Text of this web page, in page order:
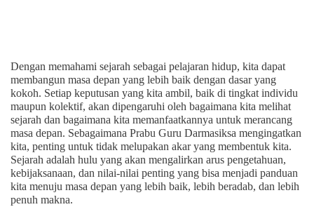
Dengan memahami sejarah sebagai pelajaran hidup, kita dapat
membangun masa depan yang lebih baik dengan dasar yang
kokoh. Setiap keputusan yang kita ambil, baik di tingkat individu
maupun kolektif, akan dipengaruhi oleh bagaimana kita melihat
sejarah dan bagaimana kita memanfaatkannya untuk merancang
masa depan. Sebagaimana Prabu Guru Darmasiksa mengingatkan
kita, penting untuk tidak melupakan akar yang membentuk kita.
Sejarah adalah hulu yang akan mengalirkan arus pengetahuan,
kebijaksanaan, dan nilai-nilai penting yang bisa menjadi panduan
kita menuju masa depan yang lebih baik, lebih beradab, dan lebih
penuh makna.